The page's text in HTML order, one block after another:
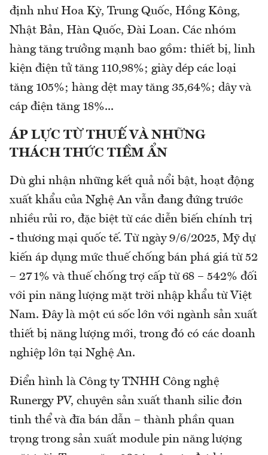
định như Hoa Kỳ, Trung Quốc, Hồng Kông,
Nhật Bản, Hàn Quốc, Đài Loan. Các nhóm
hàng tăng trưởng mạnh bao gồm: thiết bị, linh
kiện điện tử tăng 110,98%; giày dép các loại
tăng 105%; hàng dệt may tăng 35,64%; dây và
cáp điện tăng 18%...
ÁP LỰC TỪ THUẾ VÀ NHỮNG
THÁCH THỨC TIỀM ẨN
Dù ghi nhận những kết quả nổi bật, hoạt động
xuất khẩu của Nghệ An vẫn đang đứng trước
nhiều rủi ro, đặc biệt từ các diễn biến chính trị
- thương mại quốc tế. Từ ngày 9/6/2025, Mỹ dự
kiến áp dụng mức thuế chống bán phá giá từ 52
– 271% và thuế chống trợ cấp từ 68 – 542% đối
với pin năng lượng mặt trời nhập khẩu từ Việt
Nam. Đây là một cú sốc lớn với ngành sản xuất
thiết bị năng lượng mới, trong đó có các doanh
nghiệp lớn tại Nghệ An.
Điển hình là Công ty TNHH Công nghệ
Runergy PV, chuyên sản xuất thanh silic đơn
tinh thể và đĩa bán dẫn – thành phần quan
trọng trong sản xuất module pin năng lượng